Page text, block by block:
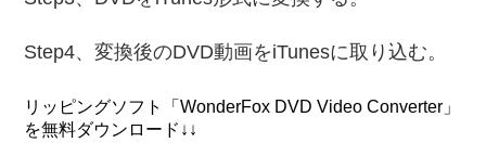
Step4、変換後のDVD動画をiTunesに取り込む。
リッピングソフト「WonderFox DVD Video Converter」
を無料ダウンロード↓↓